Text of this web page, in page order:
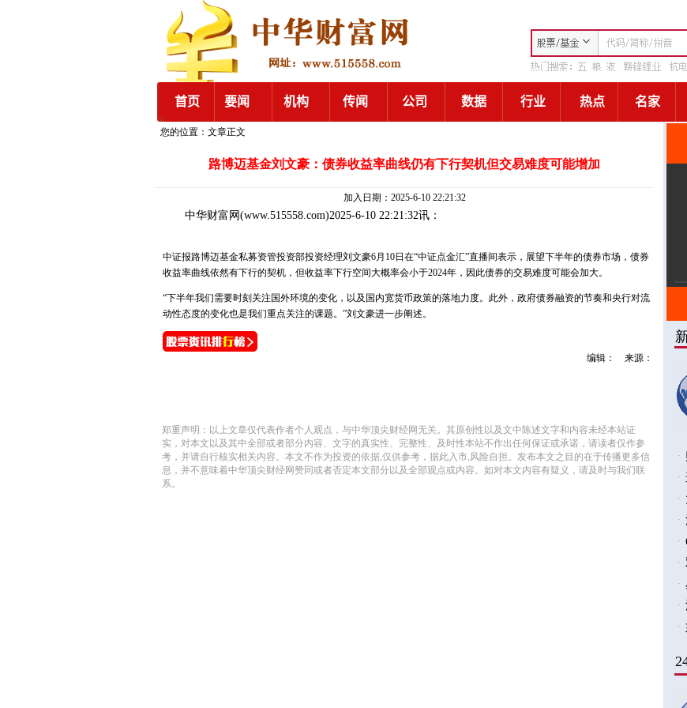
您的位置：文章正文
路博迈基金刘文豪：债券收益率曲线仍有下行契机但交易难度可能增加
加入日期：2025-6-10 22:21:32
中华财富网 (www.515558.com)2025-6-10 22:21:32讯：
中证报路博迈基金私募资管投资部投资经理刘文豪6月10日在“中证点金汇”直播间表示，展望下半年的债券市场，债券
收益率曲线依然有下行的契机，但收益率下行空间大概率会小于2024年，因此债券的交易难度可能会加大。
“下半年我们需要时刻关注国外环境的变化，以及国内宽货币政策的落地力度。此外，政府债券融资的节奏和央行对流
动性态度的变化也是我们重点关注的课题。”刘文豪进一步阐述。
编辑： 来源：